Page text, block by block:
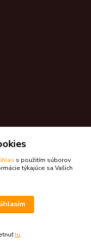
s použitím súborov
týkajúce sa Vašich
tu.